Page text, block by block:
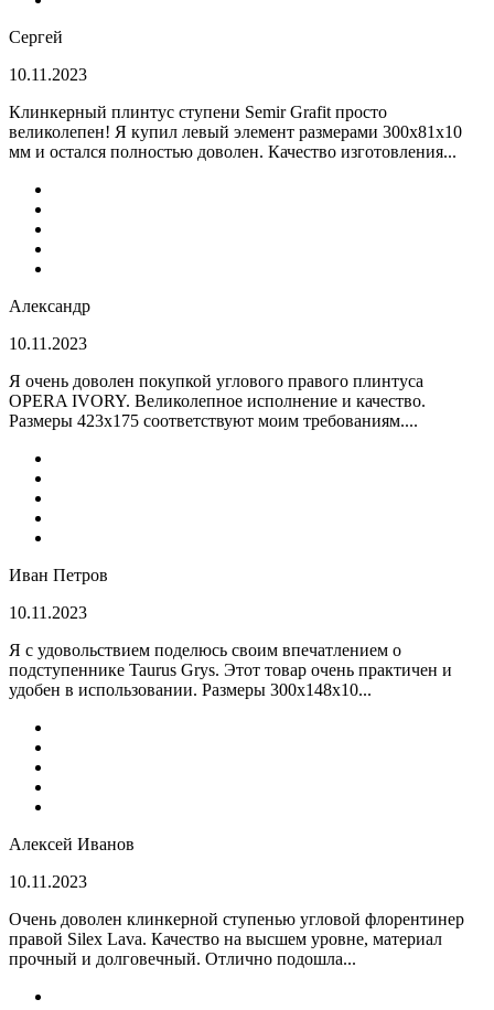
Сергей
10.11.2023
Клинкерный плинтус ступени Semir Grafit просто
великолепен! Я купил левый элемент размерами 300х81х10
мм и остался полностью доволен. Качество изготовления...
Александр
10.11.2023
Я очень доволен покупкой углового правого плинтуса
OPERA IVORY. Великолепное исполнение и качество.
Размеры 423х175 соответствуют моим требованиям....
Иван Петров
10.11.2023
Я с удовольствием поделюсь своим впечатлением о
подступеннике Taurus Grys. Этот товар очень практичен и
удобен в использовании. Размеры 300х148х10...
Алексей Иванов
10.11.2023
Очень доволен клинкерной ступенью угловой флорентинер
правой Silex Lava. Качество на высшем уровне, материал
прочный и долговечный. Отлично подошла...